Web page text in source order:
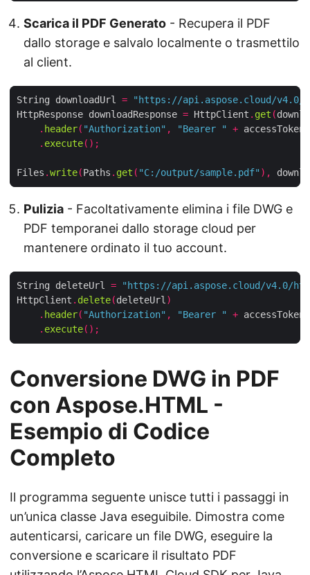
Scarica il PDF Generato - Recupera il PDF
dallo storage e salvalo localmente o trasmettilo
al client.
String downloadUrl =
"https://api.aspose.cloud/
HttpResponse downloadResponse = HttpClient . get (
. header( "Authorization" , "Bearer " + accessToken
. execute();
Files .write(Paths . get ( "C:/output/sample.pdf" ),
Pulizia - Facoltativamente elimina i file DWG e
PDF temporanei dallo storage cloud per
mantenere ordinato il tuo account.
String deleteUrl =
"https://api.aspose.cloud/v4.0/
HttpClient . delete(deleteUrl )
. header( "Authorization" , "Bearer " + accessToken
. execute();
Conversione DWG in PDF
con Aspose.HTML -
Esempio di Codice
Completo
Il programma seguente unisce tutti i passaggi in
un’unica classe Java eseguibile. Dimostra come
autenticarsi, caricare un file DWG, eseguire la
conversione e scaricare il risultato PDF